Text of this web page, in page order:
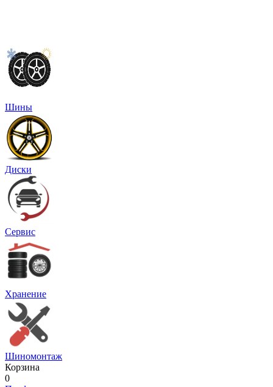
Шины
Диски
Сервис
Хранение
Шиномонтаж
Корзина
0